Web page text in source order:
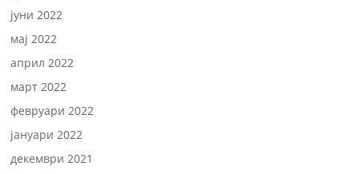
јуни 2022
мај 2022
април 2022
март 2022
февруари 2022
јануари 2022
декември 2021